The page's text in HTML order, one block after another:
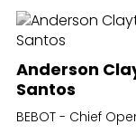
Anderson
Santos
BEBOT - Chief